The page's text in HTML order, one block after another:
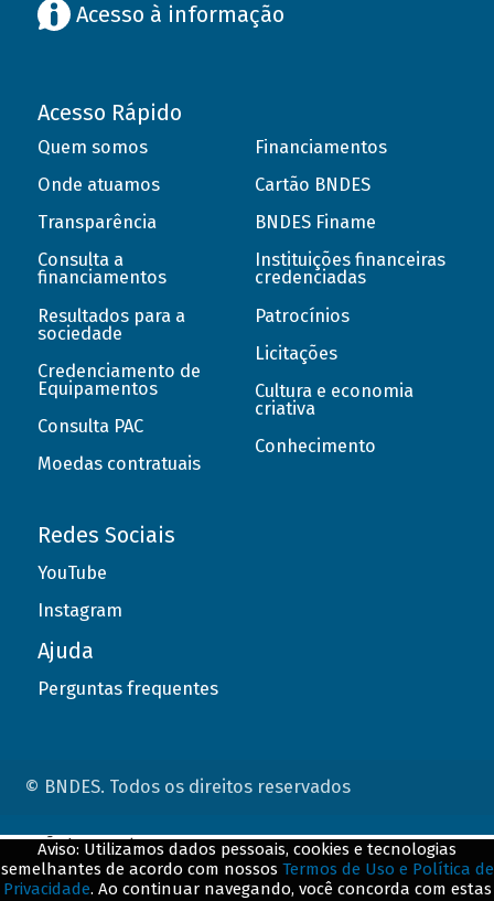
Acesso à informação
Acesso Rápido
Quem somos
Onde atuamos
Transparência
Consulta a
financiamentos
Resultados para a
sociedade
Credenciamento de
Equipamentos
Consulta PAC
Moedas contratuais
Financiamentos
Cartão BNDES
BNDES Finame
Instituições financeiras
credenciadas
Patrocínios
Licitações
Cultura e economia
criativa
Conhecimento
Redes Sociais
YouTube
Instagram
Ajuda
Perguntas frequentes
© BNDES. Todos os direitos reservados
Aviso: Utilizamos dados pessoais, cookies e tecnologias
semelhantes de acordo com nossos Termos de Uso e Política de
Privacidade. Ao continuar navegando, você concorda com estas
ConteÃºdo complementar
${title}${badge}